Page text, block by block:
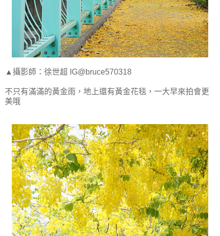
▲攝影師：徐世超 IG@bruce570318
不只有滿滿的黃金雨，地上還有黃金花毯，一大早來拍會更
美哦